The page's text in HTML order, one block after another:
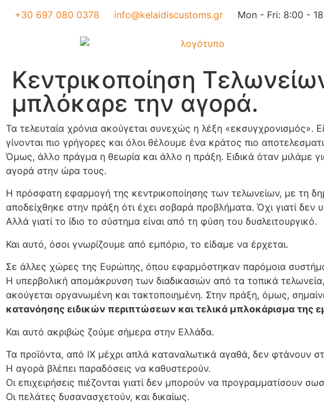
+30 697 080 0378 info@kelaidiscustoms.gr Mon - Fri: 8:00 -
Κεντρικοποίηση
μπλόκαρε την αγορά.
Τα τελευταία χρόνια ακούγεται συνεχώς η λέξη «εκσυγχρονισμός».
γίνονται πιο γρήγορες και όλοι θέλουμε ένα κράτος πιο
Όμως, άλλο πράγμα η θεωρία και άλλο η πράξη. Ειδικά όταν μιλάμε
αγορά στην ώρα τους.
Η πρόσφατη εφαρμογή της κεντρικοποίησης των τελωνείων, με τη
αποδείχθηκε στην πράξη ότι έχει σοβαρά προβλήματα. Όχι γιατί δεν
Αλλά γιατί το ίδιο το σύστημα είναι από τη φύση του δυσλειτουργικό.
Και αυτό, όσοι γνωρίζουμε από εμπόριο, το είδαμε να έρχεται.
Σε άλλες χώρες της Ευρώπης, όπου εφαρμόστηκαν παρόμοια
Η υπερβολική απομάκρυνση των διαδικασιών από τα τοπικά
ακούγεται οργανωμένη και τακτοποιημένη. Στην πράξη, όμως,
κατανόησης ειδικών περιπτώσεων και τελικά μπλοκάρισμα της
Και αυτό ακριβώς ζούμε σήμερα στην Ελλάδα.
Τα προϊόντα, από ΙΧ μέχρι απλά καταναλωτικά αγαθά, δεν φτάνουν
Η αγορά βλέπει παραδόσεις να καθυστερούν.
Οι επιχειρήσεις πιέζονται γιατί δεν μπορούν να προγραμματίσουν
Οι πελάτες δυσανασχετούν, και δικαίως.